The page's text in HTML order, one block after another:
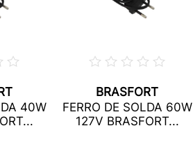
40W
BRASFORT
FERRO DE SOLDA 60W
127V BRASFORT...